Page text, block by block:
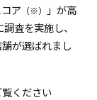
ア （※）
」が高
査を実施し、
が選ばれまし
覧ください